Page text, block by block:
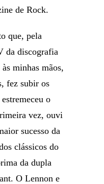
de Rock.
que, pela
da discografia
minhas mãos,
fez subir os
o
vez, ouvi
sucesso da
clássicos do
da dupla
O Lennon e